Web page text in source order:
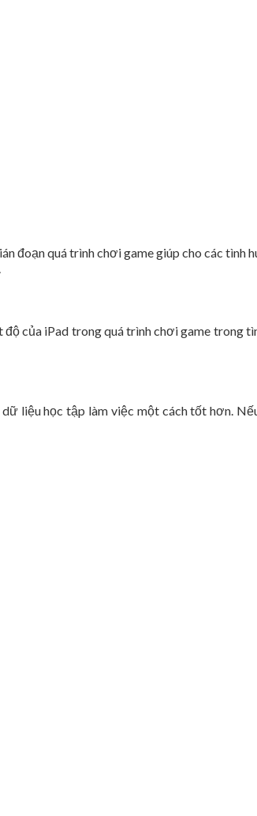
đoạn quá trình chơi game giúp cho các tình
của iPad trong quá trình chơi game trong
liệu học tập làm việc một cách tốt hơn.